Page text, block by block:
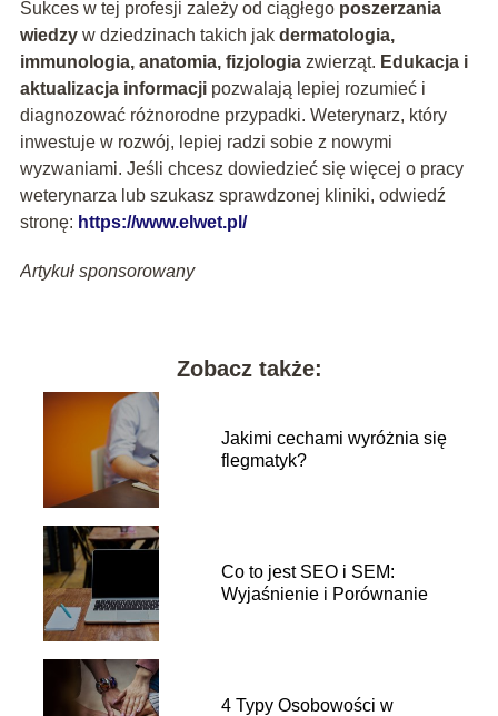
Sukces w tej profesji zależy od ciągłego poszerzania
wiedzyw dziedzinach takich jak dermatologia,
immunologia, anatomia, fizjologiazwierząt. Edukacja i
aktualizacja informacjipozwalają lepiej rozumieć i
diagnozować różnorodne przypadki. Weterynarz, który
inwestuje w rozwój, lepiej radzi sobie z nowymi
wyzwaniami. Jeśli chcesz dowiedzieć się więcej o pracy
weterynarza lub szukasz sprawdzonej kliniki, odwiedź
stronę: https://www.elwet.pl/
Artykuł sponsorowany
Zobacz także:
Jakimi cechami wyróżnia się
flegmatyk?
Co to jest SEO i SEM:
Wyjaśnienie i Porównanie
4 Typy Osobowości w